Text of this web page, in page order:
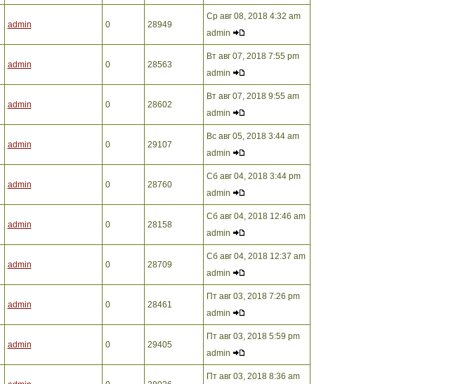
admin 0 28949
Ср авг 08, 2018 4:32 am
admin
admin 0 28563
Вт авг 07, 2018 7:55 pm
admin
admin 0 28602
Вт авг 07, 2018 9:55 am
admin
admin 0 29107
Вс авг 05, 2018 3:44 am
admin
admin 0 28760
Сб авг 04, 2018 3:44 pm
admin
admin 0 28158
Сб авг 04, 2018 12:46 am
admin
admin 0 28709
Сб авг 04, 2018 12:37 am
admin
admin 0 28461
Пт авг 03, 2018 7:26 pm
admin
admin 0 29405
Пт авг 03, 2018 5:59 pm
admin
Пт авг 03, 2018 8:36 am